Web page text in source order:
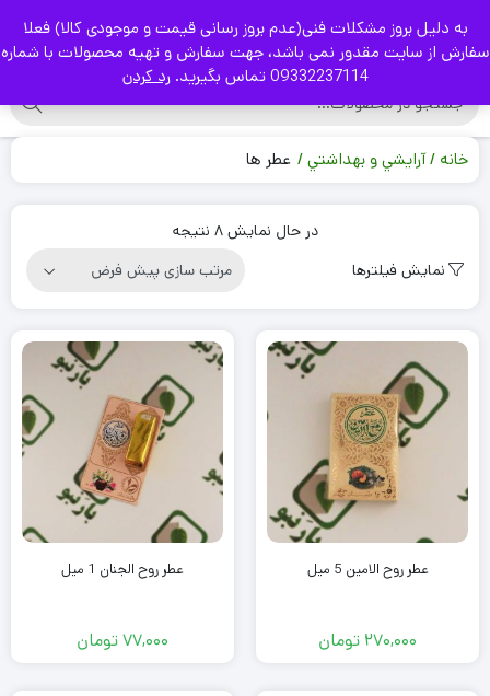
به دلیل بروز مشکلات فنی(عدم بروز رسانی قیمت و موجودی کالا) فعلا
سفارش از سایت مقدور نمی باشد، جهت سفارش و تهیه محصولات با شماره
09332237114 تماس بگیرید.
رد کردن
|
خانه آرايشي و بهداشتي عطر ها
در حال نمایش 8 نتیجه
نمایش فیلترها
عطر روح الامین 5 میل
270,000 تومان
عطر روح الجنان 1 میل
77,000تومان